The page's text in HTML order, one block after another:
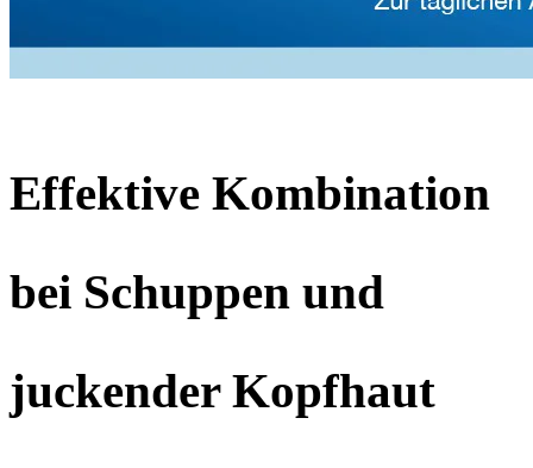
Effektive Kombination
bei Schuppen und
juckender Kopfhaut